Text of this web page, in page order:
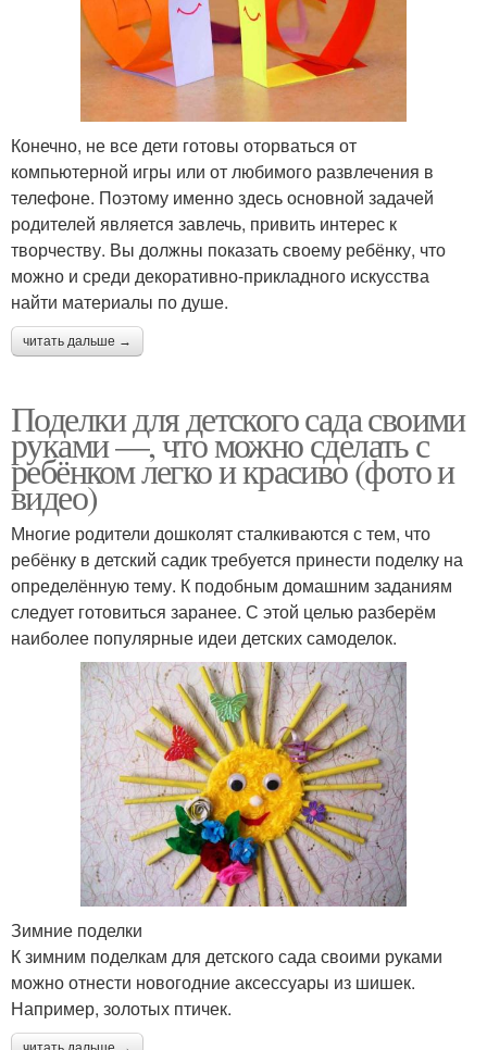
Конечно, не все дети готовы оторваться от
компьютерной игры или от любимого развлечения в
телефоне. Поэтому именно здесь основной задачей
родителей является завлечь, привить интерес к
творчеству. Вы должны показать своему ребёнку, что
можно и среди декоративно-прикладного искусства
найти материалы по душе.
читать дальше →
Поделки для детского сада своими
руками —, что можно сделать с
ребёнком легко и красиво (фото и
видео)
Многие родители дошколят сталкиваются с тем, что
ребёнку в детский садик требуется принести поделку на
определённую тему. К подобным домашним заданиям
следует готовиться заранее. С этой целью разберём
наиболее популярные идеи детских самоделок.
Зимние поделки
К зимним поделкам для детского сада своими руками
можно отнести новогодние аксессуары из шишек.
Например, золотых птичек.